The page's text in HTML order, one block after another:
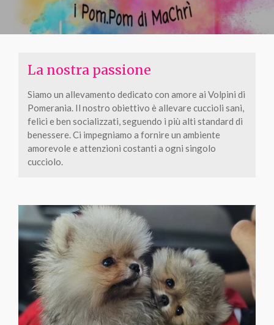
La nostra passione
Siamo un allevamento dedicato con amore ai Volpini di
Pomerania. Il nostro obiettivo è allevare cuccioli sani,
felici e ben socializzati, seguendo i più alti standard di
benessere. Ci impegniamo a fornire un ambiente
amorevole e attenzioni costanti a ogni singolo
cucciolo.